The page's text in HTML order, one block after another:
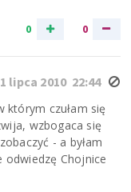
0 0
lipca 2010 22:44
którym czułam się
wzbogaca się
- a byłam
odwiedzę Chojnice